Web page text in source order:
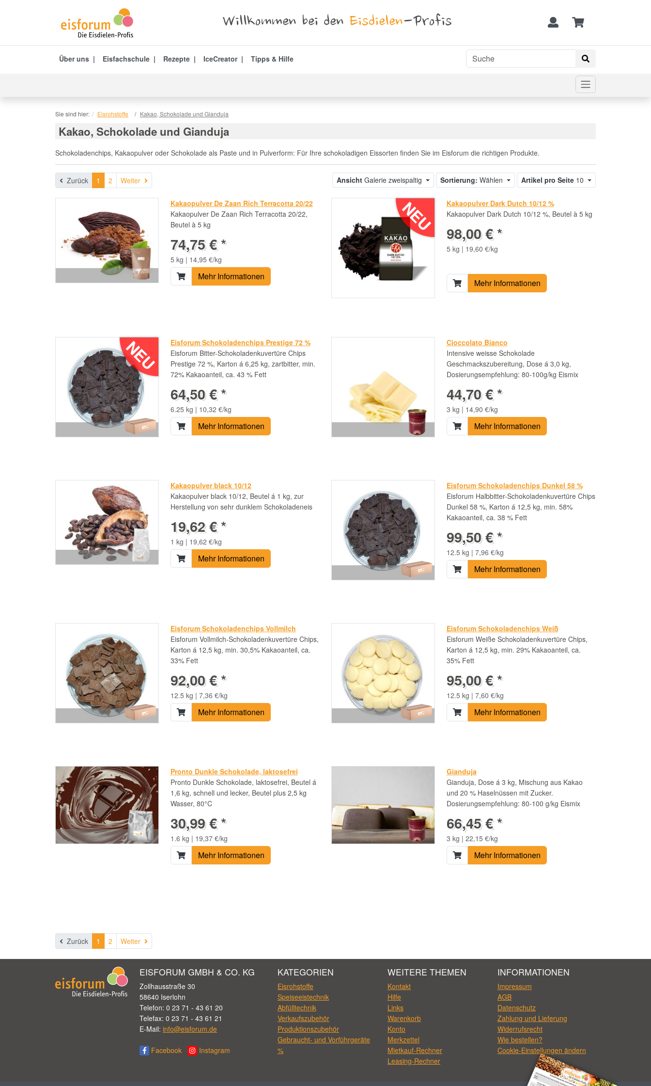
Willkommen bei den Eisdielen-Profis
Über uns Eisfachschule Rezepte IceCreator Tipps & Hilfe
Sie sind hier: Eisrohstoffe Kakao, Schokolade und Gianduja
Kakao, Schokolade und Gianduja
Schokoladenchips, Kakaopulver oder Schokolade als Paste und in Pulverform: Für Ihre schokoladigen Eissorten finden Sie im Eisforum die richtigen Produkte.
Zurück 1 2 Weiter Weiter Ansicht Galerie zweispaltig Sortierung: Wählen Artikel pro Seite 10
Kakaopulver De Zaan Rich Terracotta 20/22
Kakaopulver De Zaan Rich Terracotta 20/22,
Beutel à 5 kg
74,75 € *
5 kg | 14,95 €/kg
Mehr Informationen
NEU
Kakaopulver Dark Dutch 10/12 %
Kakaopulver Dark Dutch 10/12 %, Beutel à 5 kg
98,00 € *
5 kg | 19,60 €/kg
Mehr Informationen
NEU
Eisforum Schokoladenchips Prestige 72 %
Eisforum Bitter-Schokoladenkuvertüre Chips
Prestige 72 %, Karton á 6,25 kg, zartbitter, min.
72% Kakaoanteil, ca. 43 % Fett
64,50 € *
6.25 kg | 10,32 €/kg
Mehr Informationen
Cioccolato Bianco
Intensive weisse Schokolade
Geschmackszubereitung, Dose á 3,0 kg,
Dosierungsempfehlung: 80-100g/kg Eismix
44,70 € *
3 kg | 14,90 €/kg
Mehr Informationen
Kakaopulver black 10/12
Kakaopulver black 10/12, Beutel á 1 kg, zur
Herstellung von sehr dunklem Schokoladeneis
19,62 € *
1 kg | 19,62 €/kg
Mehr Informationen
Eisforum Schokoladenchips Dunkel 58 %
Eisforum Halbbitter-Schokoladenkuvertüre Chips
Dunkel 58 %, Karton á 12,5 kg, min. 58%
Kakaoanteil, ca. 38 % Fett
99,50 € *
12.5 kg | 7,96 €/kg
Mehr Informationen
Eisforum Schokoladenchips Vollmilch
Eisforum Vollmilch-Schokoladenkuvertüre Chips,
Karton á 12,5 kg, min. 30,5% Kakaoanteil, ca.
33% Fett
92,00 € *
12.5 kg | 7,36 €/kg
Mehr Informationen
Eisforum Schokoladenchips Weiß
Eisforum Weiße Schokoladenkuvertüre Chips,
Karton á 12,5 kg, min. 29% Kakaoanteil, ca.
35% Fett
95,00 € *
12.5 kg | 7,60 €/kg
Mehr Informationen
Pronto Dunkle Schokolade, laktosefrei
Pronto Dunkle Schokolade, laktosefrei, Beutel á
1,6 kg, schnell und lecker, Beutel plus 2,5 kg
Wasser, 80°C
30,99 € *
1.6 kg | 19,37 €/kg
Mehr Informationen
Gianduja
Gianduja, Dose á 3 kg, Mischung aus Kakao
und 20 % Haselnüssen mit Zucker.
Dosierungsempfehlung: 80-100 g/kg Eismix
66,45 € *
3 kg | 22,15 €/kg
Mehr Informationen
Zurück 1 2 Weiter Weiter
EISFORUM GMBH & CO. KG
Zollhausstraße 30
58640 Iserlohn
Telefon: 0 23 71 - 43 61 20
Telefax: 0 23 71 - 43 61 21
E-Mail: info@eisforum.de
Facebook Instagram
KATEGORIEN
Eisrohstoffe
Speiseeistechnik
Abfülltechnik
Verkaufszubehör
Produktionszubehör
Gebraucht- und Vorführgeräte
%
WEITERE THEMEN
Kontakt
Hilfe
Links
Warenkorb
Konto
Merkzettel
Mietkauf-Rechner
Leasing-Rechner
INFORMATIONEN
Impressum
AGB
Datenschutz
Zahlung und Lieferung
Widerrufsrecht
Wie bestellen?
Cookie-Einstellungen ändern